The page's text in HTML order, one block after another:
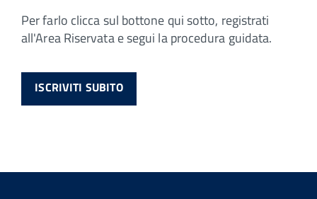
Per farlo clicca sul bottone qui sotto, registrati
all'Area Riservata e segui la procedura guidata.
ISCRIVITI SUBITO